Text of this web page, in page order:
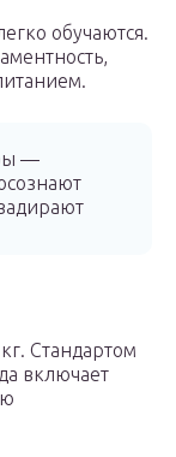
обучаются.
—
Стандартом
включает